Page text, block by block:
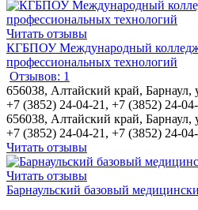
Читать отзывы
КГБПОУ Международный
профессиональных технологий
Отзывов: 1
656038, Алтайский край, Барнаул,
+7 (3852) 24-04-21, +7 (3852) 24-
656038, Алтайский край, Барнаул,
+7 (3852) 24-04-21, +7 (3852) 24-
Читать отзывы
Читать отзывы
Барнаульский базовый